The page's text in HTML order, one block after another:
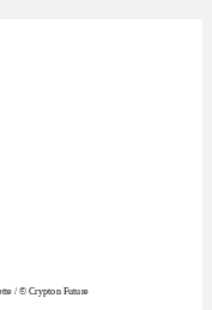
/ © Crypton Future